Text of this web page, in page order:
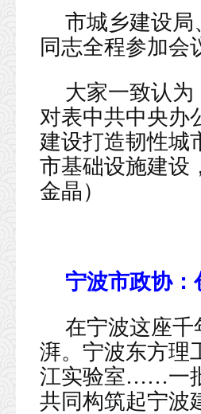
市城乡建设
同志全程参加会
大家一致认
对表中共中央办
建设打造韧性城
市基础设施建设
金晶）
宁波市政协
在宁波这座
湃。宁波东方理
江实验室……一
共同构筑起宁波